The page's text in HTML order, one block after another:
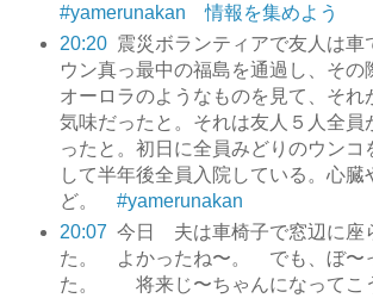
#yamerunakan 情報を集めよう
20:20 震災ボランティアで友人は車
ウン真っ最中の福島を通過し、その
オーロラのようなものを見て、それ
気味だったと。それは友人５人全員
ったと。初日に全員みどりのウンコ
して半年後全員入院している。心臓
ど。 #yamerunakan
20:07 今日 夫は車椅子で窓辺に座
た。 よかったね〜。 でも、ぼ〜
た。 将来じ〜ちゃんになってこ